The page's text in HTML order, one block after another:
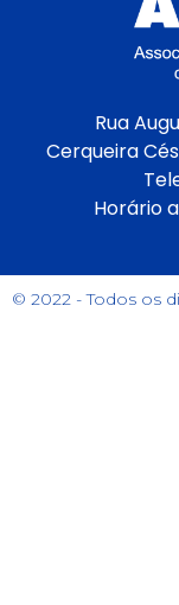
Rua
Cerqueira
Horário
© 2022 - Todos os